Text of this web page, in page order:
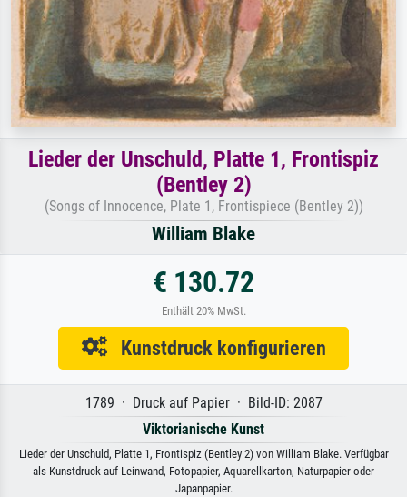
Lieder der Unschuld, Platte 1, Frontispiz
(Bentley 2)
(Songs of Innocence, Plate 1, Frontispiece (Bentley 2))
William Blake
€ 130.72
Enthält 20% MwSt.
Kunstdruck konfigurieren
1789 · Druck auf Papier · Bild-ID: 2087
Viktorianische Kunst
Lieder der Unschuld, Platte 1, Frontispiz (Bentley 2) von William Blake. Verfügbar
als Kunstdruck auf Leinwand, Fotopapier, Aquarellkarton, Naturpapier oder
Japanpapier.